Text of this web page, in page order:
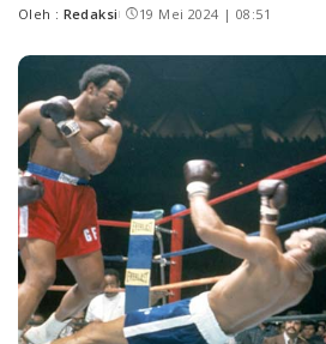
Oleh : Redaksi 19 Mei 2024 | 08:51